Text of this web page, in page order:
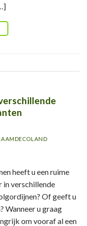
heeft u een ruime
in verschillende
Of geeft u
Wanneer u graag
om vooraf al een